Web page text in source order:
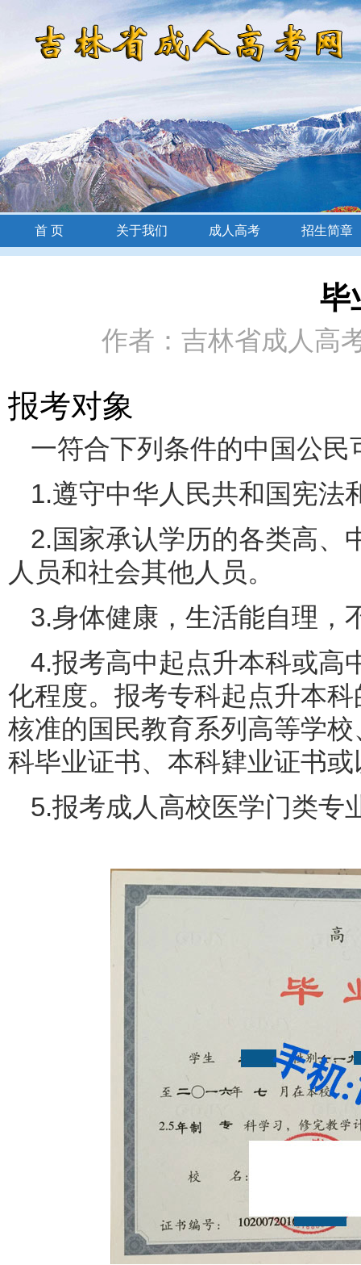
首 页 关于我们 成人高考
招生简章
招生简章
毕
作者：吉林省成人高
报考对象
一符合下列条件的中国公民
1.遵守中华人民共和国宪法
2.国家承认学历的各类高、
人员和社会其他人员。
3.身体健康，生活能自理，
4.报考高中起点升本科或高
化程度。报考专科起点升本
核准的国民教育系列高等学
科毕业证书、本科肄业证书
5.报考成人高校医学门类专